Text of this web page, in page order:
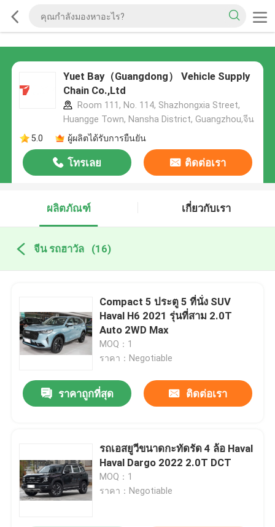
Yuet Bay（Guangdong） Vehicle Supply
Chain Co.,Ltd
Room 111, No. 114, Shazhongxia Street,
Huangge Town, Nansha District, Guangzhou,จีน
5.0
ผู้ผลิตได้รับการยืนยัน
โทรเลย ติดต่อเรา
ผลิตภัณฑ์ เกี่ยวกับเรา
จีน รถฮาวัล (16)
Compact 5 ประตู 5 ที่นั่ง SUV
Haval H6 2021 รุ่นที่สาม 2.0T
Auto 2WD Max
MOQ：1
ราคา：Negotiable
ราคาถูกที่สุด ติดต่อเรา
รถเอสยูวีขนาดกะทัดรัด 4 ล้อ Haval
Haval Dargo 2022 2.0T DCT
MOQ：1
ราคา：Negotiable